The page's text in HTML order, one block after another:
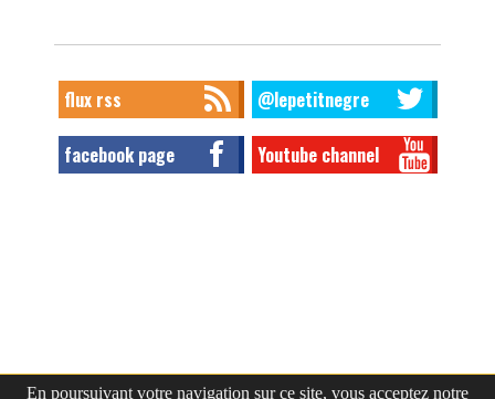
En poursuivant votre navigation sur ce site, vous acceptez notre
flux rss @lepetitnegre
facebook page Youtube channel